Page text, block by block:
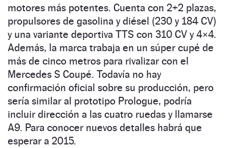
motores más potentes. Cuenta con 2+2 plazas,
propulsores de gasolina y diésel (230 y 184 CV)
y una variante deportiva TTS con 310 CV y 4×4.
Además, la marca trabaja en un súper cupé de
más de cinco metros para rivalizar con el
Mercedes S Coupé. Todavía no hay
confirmación oficial sobre su producción, pero
sería similar al prototipo Prologue, podría
incluir dirección a las cuatro ruedas y llamarse
A9. Para conocer nuevos detalles habrá que
esperar a 2015.